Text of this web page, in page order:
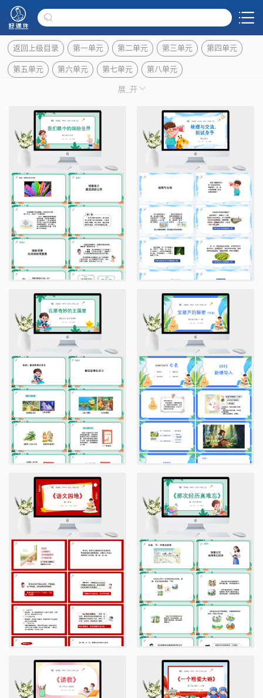
返回上级目录 第一单元 第二单元 第三单元 第四单元
第五单元 第六单元 第七单元 第八单元
展_开